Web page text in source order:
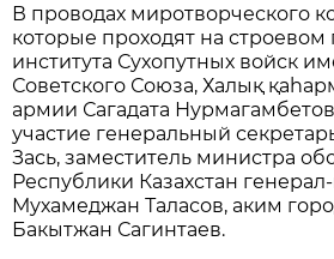
В проводах миротворческого
которые проходят на
института Сухопутных войск
Советского Союза, Халық
армии Сагадата
участие генеральный
Зась, заместитель министра
Республики Казахстан
Мухамеджан Таласов, аким
Бакытжан Сагинтаев.